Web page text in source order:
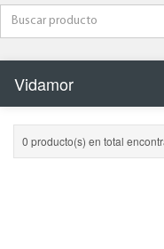
Vidamor
0 producto(s) en total